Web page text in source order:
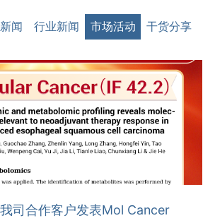
闻 行业新闻 市场活动 干货分享
司合作客户发表Mol Cancer